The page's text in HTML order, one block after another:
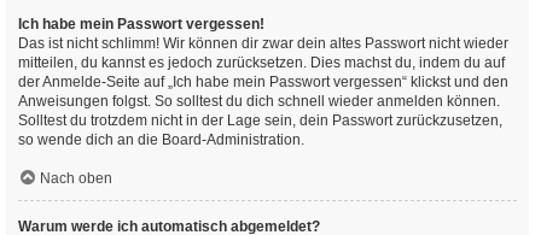
Ich habe mein Passwort vergessen!
Das ist nicht schlimm! Wir können dir zwar dein altes Passwort nicht wieder
mitteilen, du kannst es jedoch zurücksetzen. Dies machst du, indem du auf
der Anmelde-Seite auf „Ich habe mein Passwort vergessen“ klickst und den
Anweisungen folgst. So solltest du dich schnell wieder anmelden können.
Solltest du trotzdem nicht in der Lage sein, dein Passwort zurückzusetzen,
so wende dich an die Board-Administration.
Nach oben
Warum werde ich automatisch abgemeldet?